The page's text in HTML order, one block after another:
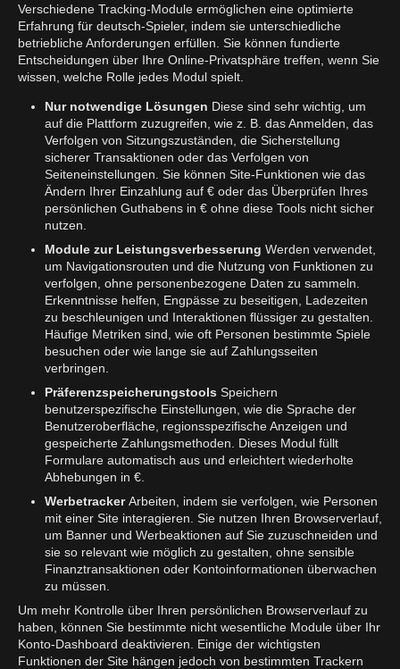
Verschiedene Tracking-Module ermöglichen eine optimierte
Erfahrung für deutsch-Spieler, indem sie unterschiedliche
betriebliche Anforderungen erfüllen. Sie können fundierte
Entscheidungen über Ihre Online-Privatsphäre treffen, wenn Sie
wissen, welche Rolle jedes Modul spielt.
Nur notwendige Lösungen Diese sind sehr wichtig, um
auf die Plattform zuzugreifen, wie z. B. das Anmelden, das
Verfolgen von Sitzungszuständen, die Sicherstellung
sicherer Transaktionen oder das Verfolgen von
Seiteneinstellungen. Sie können Site-Funktionen wie das
Ändern Ihrer Einzahlung auf € oder das Überprüfen Ihres
persönlichen Guthabens in € ohne diese Tools nicht sicher
nutzen.
Module zur Leistungsverbesserung Werden verwendet,
um Navigationsrouten und die Nutzung von Funktionen zu
verfolgen, ohne personenbezogene Daten zu sammeln.
Erkenntnisse helfen, Engpässe zu beseitigen, Ladezeiten
zu beschleunigen und Interaktionen flüssiger zu gestalten.
Häufige Metriken sind, wie oft Personen bestimmte Spiele
besuchen oder wie lange sie auf Zahlungsseiten
verbringen.
Präferenzspeicherungstools Speichern
benutzerspezifische Einstellungen, wie die Sprache der
Benutzeroberfläche, regionsspezifische Anzeigen und
gespeicherte Zahlungsmethoden. Dieses Modul füllt
Formulare automatisch aus und erleichtert wiederholte
Abhebungen in €.
WerbetrackerArbeiten, indem sie verfolgen, wie Personen
mit einer Site interagieren. Sie nutzen Ihren Browserverlauf,
um Banner und Werbeaktionen auf Sie zuzuschneiden und
sie so relevant wie möglich zu gestalten, ohne sensible
Finanztransaktionen oder Kontoinformationen überwachen
zu müssen.
Um mehr Kontrolle über Ihren persönlichen Browserverlauf zu
haben, können Sie bestimmte nicht wesentliche Module über Ihr
Konto-Dashboard deaktivieren. Einige der wichtigsten
Funktionen der Site hängen jedoch von bestimmten Trackern